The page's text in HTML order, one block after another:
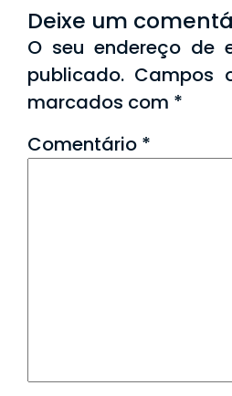
Deixe um
O seu endereço de
publicado. Campos
marcados com *
Comentário *